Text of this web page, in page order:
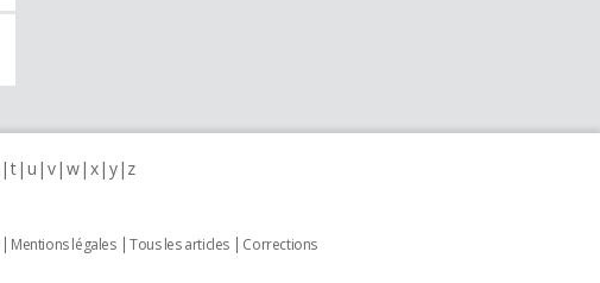
t u v w x y z
Mentions légales Tous les articles
Corrections